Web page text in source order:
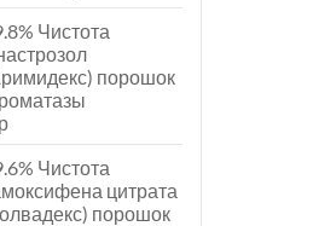
Чистота
порошок
Чистота
цитрата
порошок